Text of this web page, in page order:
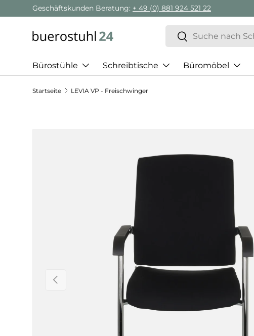
Direkt zum Inhalt
Geschäftskunden Beratung: + 49 (0) 881 924 521 22
Suchen
Suchen
Bürostühle Schreibtische Büromöbel
Startseite LEVIA VP - Freischwinger
Vorherige